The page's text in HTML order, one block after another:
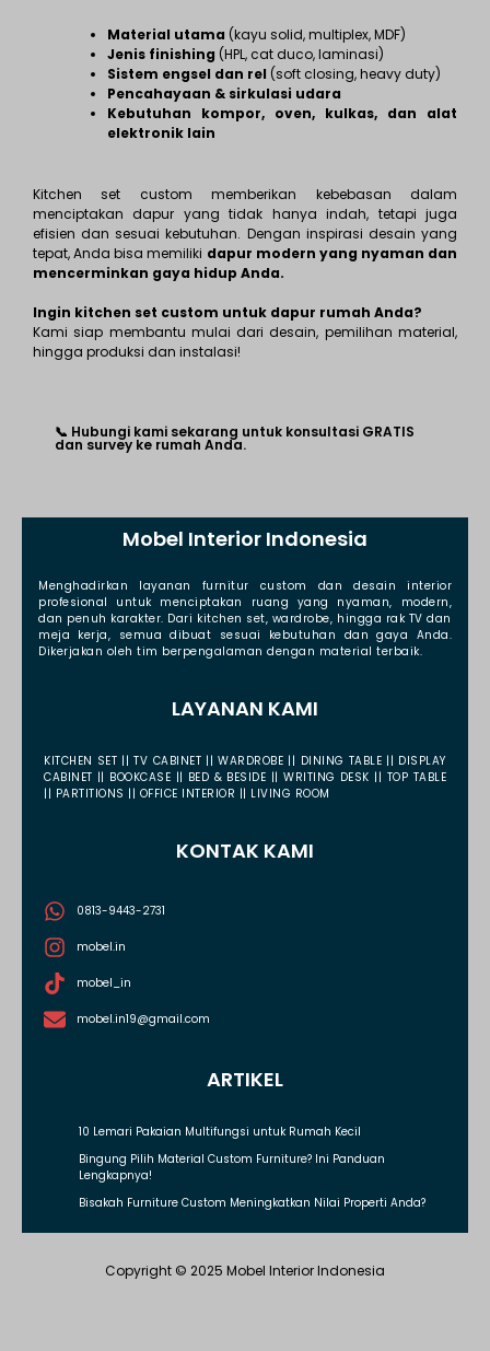
Material utama (kayu solid, multiplex, MDF)
Jenis finishing (HPL, cat duco, laminasi)
Sistem engsel dan rel (soft closing, heavy duty)
Pencahayaan & sirkulasi udara
Kebutuhan kompor, oven, kulkas, dan alat
elektronik lain
Kitchen set custom memberikan kebebasan dalam
menciptakan dapur yang tidak hanya indah, tetapi juga
efisien dan sesuai kebutuhan. Dengan inspirasi desain yang
tepat, Anda bisa memiliki dapur modern yang nyaman dan
mencerminkan gaya hidup Anda.
Ingin kitchen set custom untuk dapur rumah Anda?
Kami siap membantu mulai dari desain, pemilihan material,
hingga produksi dan instalasi!
📞 Hubungi kami sekarang untuk konsultasi GRATIS
dan survey ke rumah Anda.
Mobel Interior Indonesia
Menghadirkan layanan furnitur custom dan desain interior
profesional untuk menciptakan ruang yang nyaman, modern,
dan penuh karakter. Dari kitchen set, wardrobe, hingga rak TV dan
meja kerja, semua dibuat sesuai kebutuhan dan gaya Anda.
Dikerjakan oleh tim berpengalaman dengan material terbaik.
LAYANAN KAMI
KITCHEN SET || TV CABINET || WARDROBE || DINING TABLE || DISPLAY
CABINET || BOOKCASE || BED & BESIDE || WRITING DESK || TOP TABLE
|| PARTITIONS || OFFICE INTERIOR || LIVING ROOM
KONTAK KAMI
0813-9443-2731
mobel.in
mobel_in
mobel.in19@gmail.com
ARTIKEL
10 Lemari Pakaian Multifungsi untuk Rumah Kecil
Bingung Pilih Material Custom Furniture? Ini Panduan
Lengkapnya!
Bisakah Furniture Custom Meningkatkan Nilai Properti Anda?
Copyright © 2025 Mobel Interior Indonesia